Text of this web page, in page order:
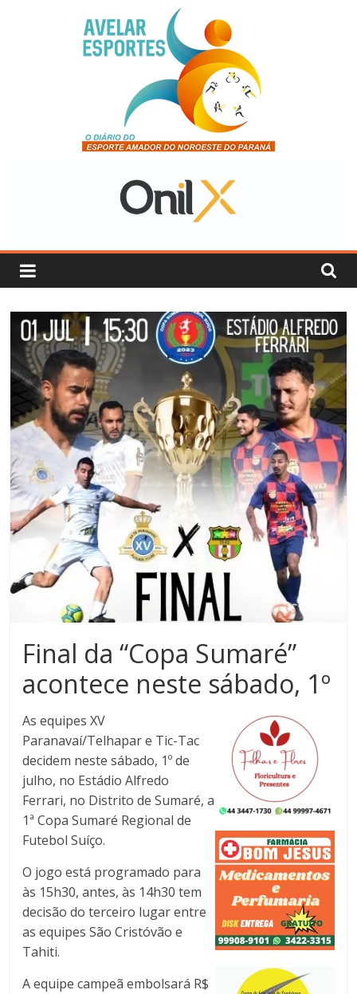
Esportes
O
Diário
Esporte
Amador
Noroeste
do
Paraná
Final da “Copa Sumaré”
acontece neste sábado, 1º
As equipes XV
Paranavaí/Telhapar e Tic-Tac
decidem neste sábado, 1º de
julho, no Estádio Alfredo
Ferrari, no Distrito de Sumaré, a
1ª Copa Sumaré Regional de
Futebol Suíço.
O jogo está programado para
às 15h30, antes, às 14h30 tem
decisão do terceiro lugar entre
as equipes São Cristóvão e
Tahiti.
A equipe campeã embolsará R$